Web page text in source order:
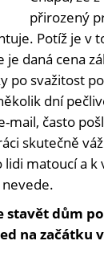
přirozený
Potíž je v
daná cena
po svažitost
dní
často
skutečně
matoucí a k
dům
na začátku